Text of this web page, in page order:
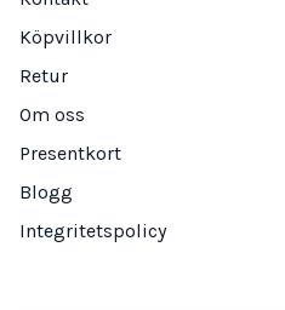
Köpvillkor
Retur
Om oss
Presentkort
Blogg
Integritetspolicy